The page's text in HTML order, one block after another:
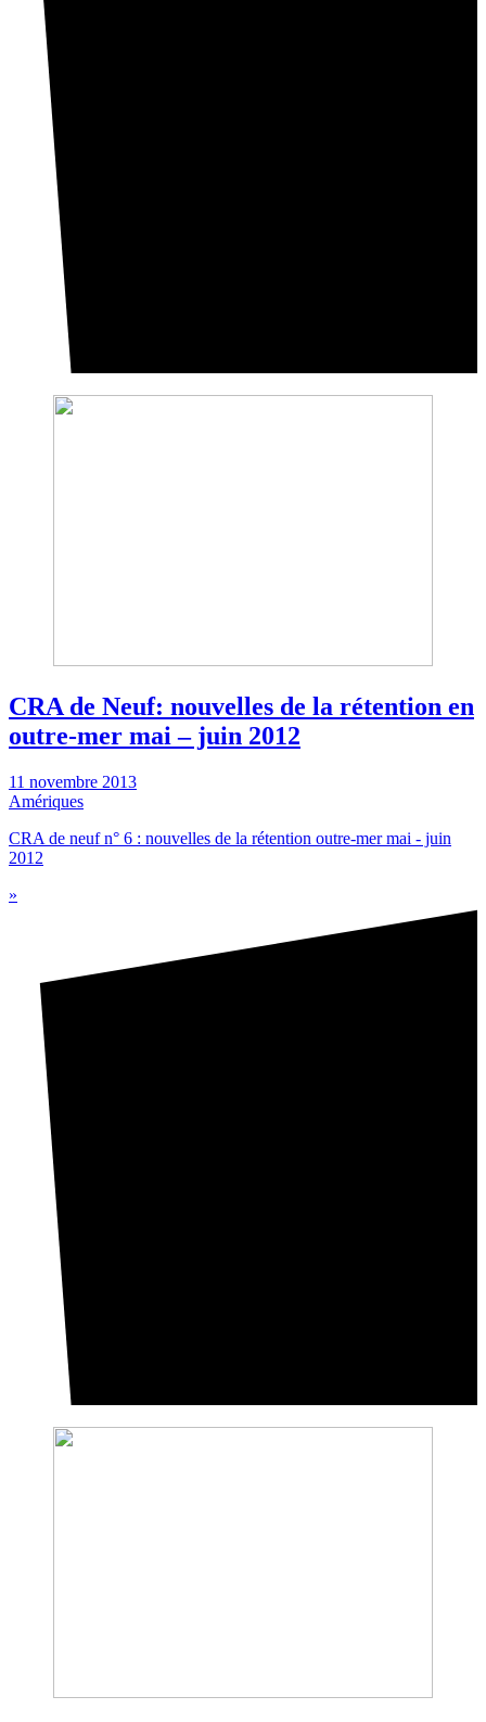
CRA de Neuf: nouvelles de la rétention en
outre-mer mai – juin 2012
11 novembre 2013
Amériques
CRA de neuf n° 6 : nouvelles de la rétention outre-mer mai - juin
2012
»